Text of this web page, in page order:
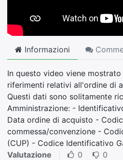
Informazioni
In questo video viene
riferimenti relativi all'ordine di
Questi dati sono solitamente
Amministrazione: -
Data ordine di acquisto -
commessa/convenzione -
(CUP) - Codice Identificativo
Valutazione
0 0